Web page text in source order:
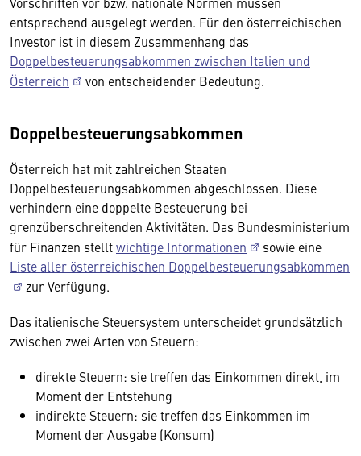
entsprechend ausgelegt werden. Für den österreichischen
Investor ist in diesem Zusammenhang das
Doppelbesteuerungsabkommen zwischen Italien und
Österreich
von entscheidender Bedeutung.
Doppelbesteuerungsabkommen
Österreich hat mit zahlreichen Staaten
Doppelbesteuerungsabkommen abgeschlossen. Diese
verhindern eine doppelte Besteuerung bei
grenzüberschreitenden Aktivitäten. Das Bundesministerium
für Finanzen stelltwichtige Informationen
sowie eine
Liste aller österreichischen Doppelbesteuerungsabkommen
zur Verfügung.
Das italienische Steuersystem unterscheidet grundsätzlich
zwischen zwei Arten von Steuern:
direkte Steuern: sie treffen das Einkommen direkt, im
Moment der Entstehung
indirekte Steuern: sie treffen das Einkommen im
Moment der Ausgabe (Konsum)